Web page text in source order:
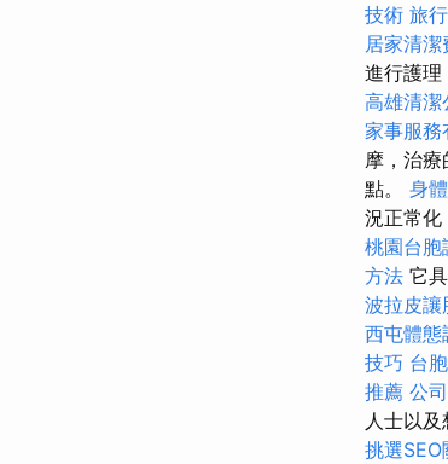
技術 旅
居家清潔
進行護理
高雄清潔
家事服務
摩，治
點。 身
況正常化
桃園台胞
方法 它
波拉皮讓
西屯體態
技巧 台
推薦 公
人士以
挑選SEO